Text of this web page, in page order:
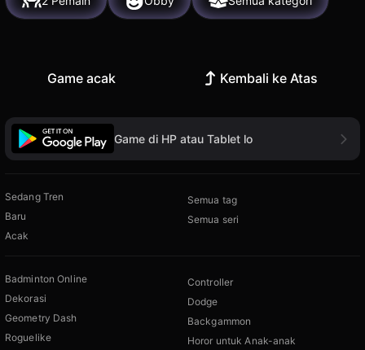
Game acak Kembali ke Atas
Game di HP atau Tablet lo
Sedang Tren
Baru
Acak
Semua tag
Semua seri
Badminton Online
Dekorasi
Geometry Dash
Roguelike
Controller
Dodge
Backgammon
Horor untuk Anak-anak